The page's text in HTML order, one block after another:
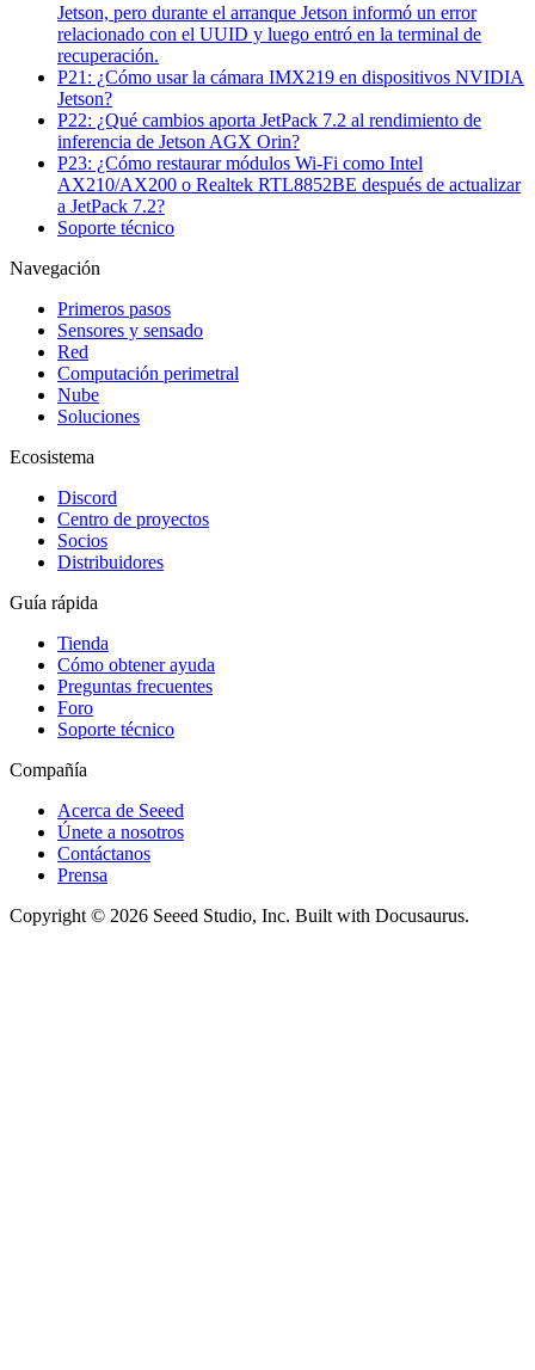
Jetson, pero durante el arranque Jetson informó un error
relacionado con el UUID y luego entró en la terminal de
recuperación.
P21: ¿Cómo usar la cámara IMX219 en dispositivos NVIDIA
Jetson?
P22: ¿Qué cambios aporta JetPack 7.2 al rendimiento de
inferencia de Jetson AGX Orin?
P23: ¿Cómo restaurar módulos Wi‑Fi como Intel
AX210/AX200 o Realtek RTL8852BE después de actualizar
a JetPack 7.2?
Soporte técnico
Navegación
Primeros pasos
Sensores y sensado
Red
Computación perimetral
Nube
Soluciones
Ecosistema
Discord
Centro de proyectos
Socios
Distribuidores
Guía rápida
Tienda
Cómo obtener ayuda
Preguntas frecuentes
Foro
Soporte técnico
Compañía
Acerca de Seeed
Únete a nosotros
Contáctanos
Prensa
Copyright © 2026 Seeed Studio, Inc. Built with Docusaurus.